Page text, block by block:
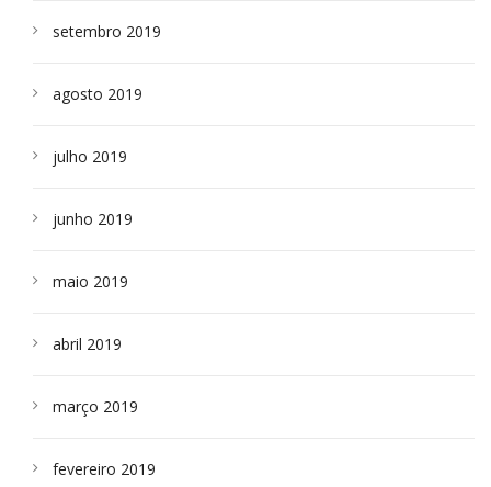
setembro 2019
agosto 2019
julho 2019
junho 2019
maio 2019
abril 2019
março 2019
fevereiro 2019